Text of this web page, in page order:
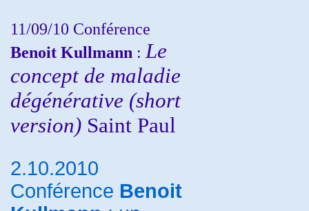
11/09/10 Conférence
Benoit Kullmann : Le
concept de maladie
dégénérative (short
version) Saint Paul
2.10.2010
Conférence Benoit